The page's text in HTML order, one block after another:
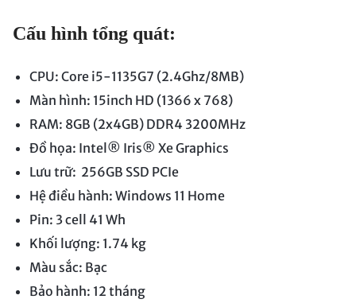
Cấu hình tổng quát:
CPU: Core i5-1135G7 (2.4Ghz/8MB)
Màn hình: 15inch HD (1366 x 768)
RAM: 8GB (2x4GB) DDR4 3200MHz
Đồ họa: Intel® Iris® Xe Graphics
Lưu trữ: 256GB SSD PCIe
Hệ điều hành: Windows 11 Home
Pin: 3 cell 41 Wh
Khối lượng: 1.74 kg
Màu sắc: Bạc
Bảo hành: 12 tháng